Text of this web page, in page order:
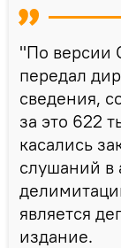
"По версии
передал
сведения,
за это 622
касались
слушаний в
является
издание.